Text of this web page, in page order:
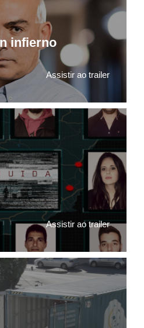
infierno
Assistir ao trailer
Assistir ao trailer